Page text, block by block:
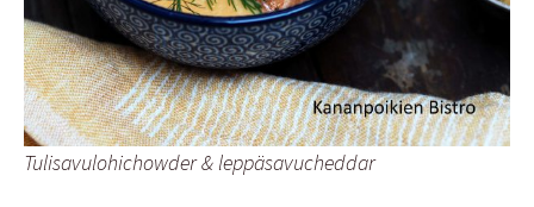
Tulisavulohichowder & leppäsavucheddar